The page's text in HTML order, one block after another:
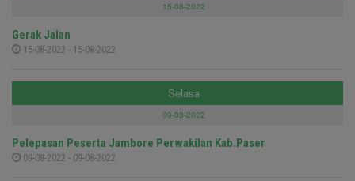
15-08-2022
Gerak Jalan
15-08-2022 - 15-08-2022
Selasa
09-08-2022
Pelepasan Peserta Jambore Perwakilan Kab.Paser
09-08-2022 - 09-08-2022